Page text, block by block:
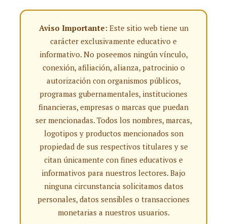
Aviso Importante:Este sitio web tiene un
carácter exclusivamente educativo e
informativo. No poseemos ningún vínculo,
conexión, afiliación, alianza, patrocinio o
autorización con organismos públicos,
programas gubernamentales, instituciones
financieras, empresas o marcas que puedan
ser mencionadas. Todos los nombres, marcas,
logotipos y productos mencionados son
propiedad de sus respectivos titulares y se
citan únicamente con fines educativos e
informativos para nuestros lectores. Bajo
ninguna circunstancia solicitamos datos
personales, datos sensibles o transacciones
monetarias a nuestros usuarios.